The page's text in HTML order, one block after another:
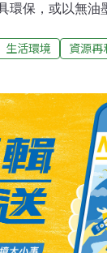
環保，或以無油
保署自95年起以
裝設計競賽。本
組則有8件。獲
「低污染」的綠
兼具環保、美觀
學視覺傳達設計
，以回收市面上
墨、載重高的購
學生組金獎。他
裝水果，減少對
生活環境 資源再